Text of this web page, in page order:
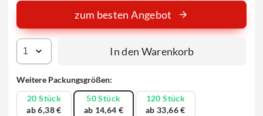
Weitere Packungsgrößen:
20 Stück
ab 6,38 €
50 Stück
ab 14,64 €
120 Stück
ab 33,66 €
zum besten Angebot
In den Warenkorb